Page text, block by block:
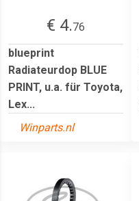
€ 4.76
blueprint
Radiateurdop BLUE
PRINT, u.a. für Toyota,
Lex...
Winparts.nl